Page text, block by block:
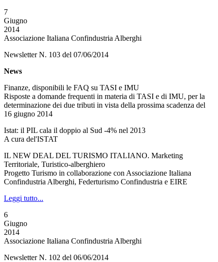
7
Giugno
2014
Associazione Italiana Confindustria Alberghi
Newsletter N. 103 del 07/06/2014
News
Finanze, disponibili le FAQ su TASI e IMU
Risposte a domande frequenti in materia di TASI e di IMU, per la
determinazione dei due tributi in vista della prossima scadenza del
16 giugno 2014
Istat: il PIL cala il doppio al Sud -4% nel 2013
A cura del'ISTAT
IL NEW DEAL DEL TURISMO ITALIANO. Marketing
Territoriale, Turistico-alberghiero
Progetto Turismo in collaborazione con Associazione Italiana
Confindustria Alberghi, Federturismo Confindustria e EIRE
Leggi tutto...
6
Giugno
2014
Associazione Italiana Confindustria Alberghi
Newsletter N. 102 del 06/06/2014